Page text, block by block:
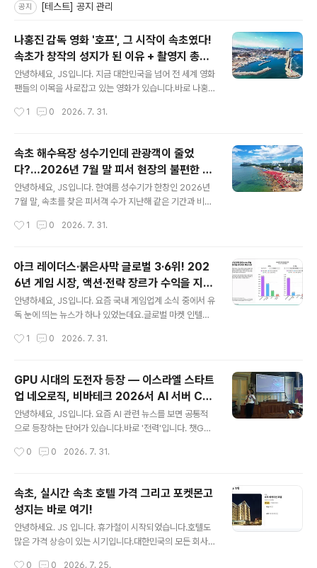
공지 [테스트] 공지 관리
나홍진 감독 영화 '호프', 그 시작이 속초였다!
속초가 창작의 성지가 된 이유 + 촬영지 총정
리
안녕하세요, JS입니다. 지금 대한민국을 넘어 전 세계 영화
팬들의 이목을 사로잡고 있는 영화가 있습니다.바로 나홍
성'으로 한국 스릴러 영화의 정점을 찍은 나홍진 감독이 무
요, 그 이야기의 씨앗이 뿌려진 곳이 다름 아닌 강원도 속초
였다는 사실이 알려지면서 새삼 주목을 받고 있습니다.오
늘은 세계가 주목한 영화 '호프'의 탄생 비화와 함께, 속초
가 왜 영화·드라마 창작자들이 끊임없이 찾는 도시가 되었
영지들을 총정리해 드리겠습니다.✅ 핵심 요약 먼저 짚고
1 0 2026. 7. 31.
속초 해수욕장 성수기인데 관광객이 줄었
다?…2026년 7월 말 피서 현장의 불편한 진
실
안녕하세요, JS입니다. 한여름 성수기가 한창인 2026년
7월 말, 속초를 찾은 피서객 수가 지난해 같은 기간과 비교
초시는 야간 개장, 미디어아트, 안전 시스템 강화 등 그 어
관광객은 오히려 줄었을까요?오늘은 2026년 속초 여름
성수기 관광객 감소의 배경과 원인을 짚어보고, 현장에서
들려오는 시민·피서객의 날카로운 목소리까지 함께 살펴보
겠습니다.✅ 핵심 요약2026년 7월 말 기준, 속초 해수욕
장 방문 피서객이 지난해 동기 대비 약 40만 명 감소한 것
만 명이 방문하며 나름 선방했으나, 속초에 집중된 쏠림 현
1 0 2026. 7. 31.
아크 레이더스·붉은사막 글로벌 3·6위! 202
6년 게임 시장, 액션·전략 장르가 수익을 지배
한다
안녕하세요, JS입니다. 요즘 국내 게임업계 소식 중에서 유
독 눈에 띄는 뉴스가 하나 있었는데요.글로벌 마켓 인텔리
9일 발표한 '게임 심층 분석: 액션 및 전략' 리포트에서, 넥
기준 전 세계 3위, 펄어비스의 '붉은사막' 이 6위 를 기록했
다는 소식이 화제입니다.국산 게임이 글로벌 최상위권을
나란히 점령했다는 사실 자체도 놀랍지만, 그 배경에 있는
글로벌 게임 시장의 구조 변화 역시 매우 흥미롭습니다. 오
늘은 이 리포트의 핵심 내용을 꼼꼼히 정리하고, 한국 게임
센서타워 '게임 심층 분석: 액션 및 전략' 리포트 2026년
1 0 2026. 7. 31.
GPU 시대의 도전자 등장 — 이스라엘 스타트
업 네오로직, 비바테크 2026서 AI 서버 CP
U로 세계를 겨누다
안녕하세요, JS입니다. 요즘 AI 관련 뉴스를 보면 공통적
으로 등장하는 단어가 있습니다.바로 '전력'입니다. 챗GP
GPU 비용이 천문학적으로 늘어나는 가운데, 이 문제를 정
에서 주목받고 있습니다.오늘은 2026년 6월 프랑스 파리
비바테크(VivaTech 2026) 전시회에서 AI 서버 CPU 기
술을 선보이며 세계의 이목을 끈 이스라엘 팹리스 반도체
기업 네오로직(NeoLogic) 의 행보와, 그 배경이 된 AI 데
이터센터 전력 위기 현황을 함께 짚어보겠습니다.✅ 핵심
0 0 2026. 7. 31.
속초, 실시간 속초 호텔 가격 그리고 포켓몬고
성지는 바로 여기!
안녕하세요. JS 입니다. 휴가철이 시작되었습니다.호텔도
많은 가격 상승이 있는 시기입니다.대한민국의 모든 회사
0 0 2026. 7. 25.